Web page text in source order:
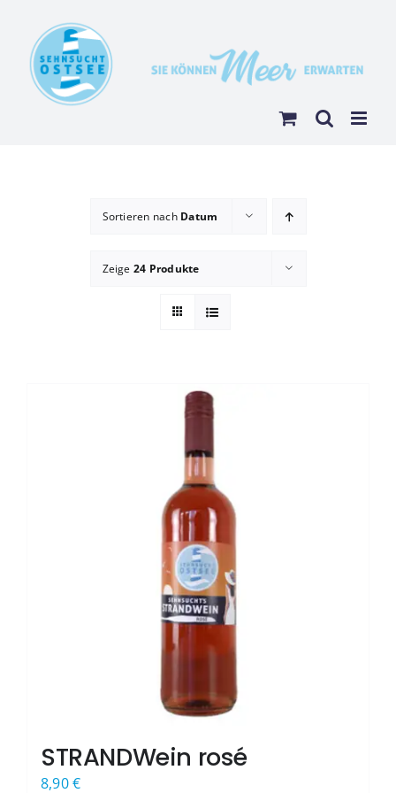
Inhalt
springen
Sortieren nach Datum
Zeige 24 Produkte
STRANDWein rosé
8,90€